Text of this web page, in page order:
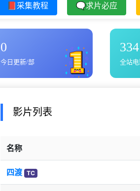
📕采集教程 🗨求片必应
0
今日更新/部 全站电
影片列表
名称
四渡 TC